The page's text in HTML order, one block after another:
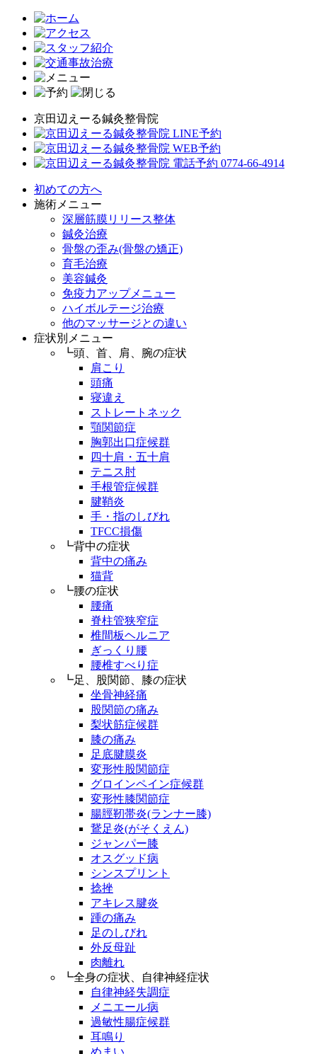
京田辺えーる鍼灸整骨院
初めての方へ
施術メニュー
深層筋膜リリース整体
鍼灸治療
骨盤の歪み(骨盤の矯正)
育毛治療
美容鍼灸
免疫力アップメニュー
ハイボルテージ治療
他のマッサージとの違い
症状別メニュー
┗頭、首、肩、腕の症状
肩こり
頭痛
寝違え
ストレートネック
顎関節症
胸郭出口症候群
四十肩・五十肩
テニス肘
手根管症候群
腱鞘炎
手・指のしびれ
TFCC損傷
┗背中の症状
背中の痛み
猫背
┗腰の症状
腰痛
脊柱管狭窄症
椎間板ヘルニア
ぎっくり腰
腰椎すべり症
┗足、股関節、膝の症状
坐骨神経痛
股関節の痛み
梨状筋症候群
膝の痛み
足底腱膜炎
変形性股関節症
グロインペイン症候群
変形性膝関節症
腸脛靭帯炎(ランナー膝)
鵞足炎(がそくえん)
ジャンパー膝
オスグッド病
シンスプリント
捻挫
アキレス腱炎
踵の痛み
足のしびれ
外反母趾
肉離れ
┗全身の症状、自律神経症状
自律神経失調症
メニエール病
過敏性腸症候群
耳鳴り
めまい